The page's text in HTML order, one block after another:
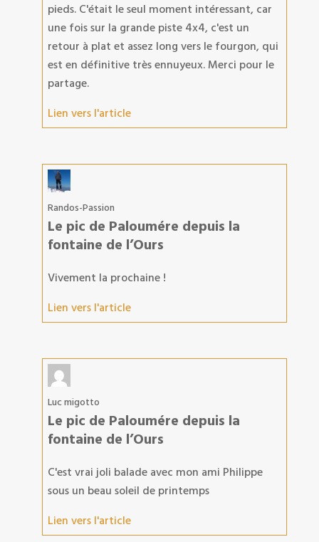
pieds. C'était le seul moment intéressant, car
une fois sur la grande piste 4x4, c'est un
retour à plat et assez long vers le fourgon, qui
est en définitive très ennuyeux. Merci pour le
partage.
Lien vers l'article
Randos-Passion
Le pic de Paloumére depuis la
fontaine de l’Ours
Vivement la prochaine !
Lien vers l'article
Luc migotto
Le pic de Paloumére depuis la
fontaine de l’Ours
C'est vrai joli balade avec mon ami Philippe
sous un beau soleil de printemps
Lien vers l'article